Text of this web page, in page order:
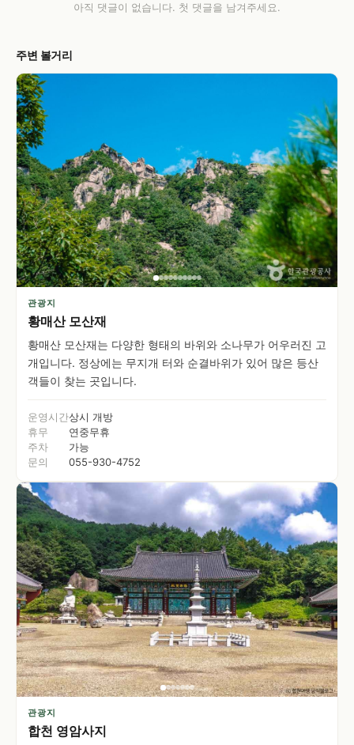
아직 댓글이 없습니다. 첫 댓글을 남겨주세요.
주변 볼거리
관광지
황매산 모산재
황매산 모산재는 다양한 형태의 바위와 소나무가 어우러진 고
개입니다. 정상에는 무지개 터와 순결바위가 있어 많은 등산
객들이 찾는 곳입니다.
운영시간상시 개방
휴무
연중무휴
주차
가능
문의
055-930-4752
관광지
합천 영암사지